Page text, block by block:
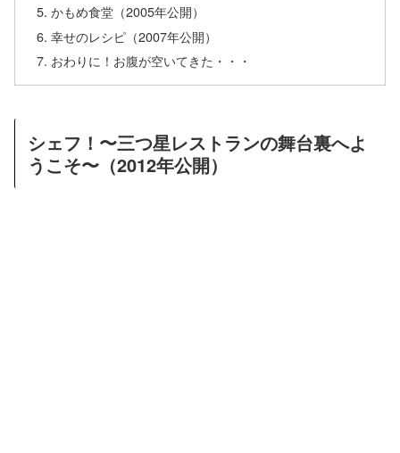
かもめ食堂（2005年公開）
幸せのレシピ（2007年公開）
おわりに！お腹が空いてきた・・・
シェフ！〜三つ星レストランの舞台裏へよ
うこそ〜（2012年公開）